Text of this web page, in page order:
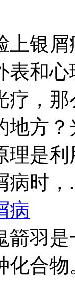
上银
表和
疗，
地方
理是
病时，
病
箭羽
化合